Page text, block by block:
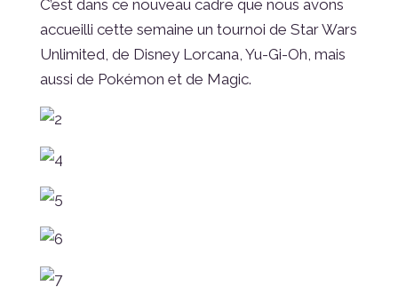
C’est dans ce nouveau cadre que nous avons
accueilli cette semaine un tournoi de Star Wars
Unlimited, de Disney Lorcana, Yu-Gi-Oh, mais
aussi de Pokémon et de Magic.